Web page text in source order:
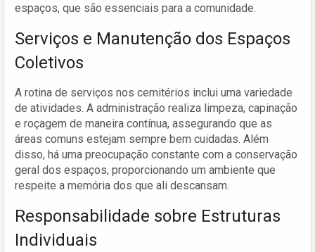
espaços, que são essenciais para a comunidade.
Serviços e Manutenção dos Espaços
Coletivos
A rotina de serviços nos cemitérios inclui uma variedade
de atividades. A administração realiza limpeza, capinação
e roçagem de maneira contínua, assegurando que as
áreas comuns estejam sempre bem cuidadas. Além
disso, há uma preocupação constante com a conservação
geral dos espaços, proporcionando um ambiente que
respeite a memória dos que ali descansam.
Responsabilidade sobre Estruturas
Individuais